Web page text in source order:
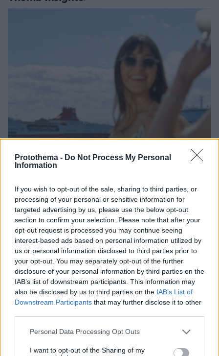
Protothema - Do Not Process My Personal
Information
If you wish to opt-out of the sale, sharing to third parties, or
processing of your personal or sensitive information for
targeted advertising by us, please use the below opt-out
section to confirm your selection. Please note that after your
opt-out request is processed you may continue seeing
interest-based ads based on personal information utilized by
us or personal information disclosed to third parties prior to
your opt-out. You may separately opt-out of the further
disclosure of your personal information by third parties on the
IAB’s list of downstream participants. This information may
also be disclosed by us to third parties on the IAB’s List of
Downstream Participants that may further disclose it to other
Please note that this website/app uses one or more Google
not limited to your visit or usage behaviour. You may click to
Personal Data Processing Opt Outs
I want to opt-out of the Sharing of my
Από μαθητής, φοιτητής σε άλλη πόλη!
06.08.2026, 10:52
H Kaizen Gaming στο Παγκόσμιο Kύπελλο: Μία
διοργάνωση, δώδεκα πόλεις, χιλιάδες κοινές στιγμές
05.08.2026, 08:38
ρομποτικής στην Ελλάδα
04.08.2026, 11:20